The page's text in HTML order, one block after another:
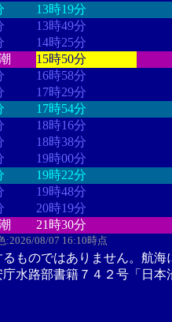
13時19分
13時49分
14時25分
15時50分
16時58分
17時29分
17時54分
18時16分
18時38分
19時00分
19時22分
19時48分
20時19分
21時30分
:2026/08/07 16:10時点
ものではありません。航
水路部書籍７４２号「日